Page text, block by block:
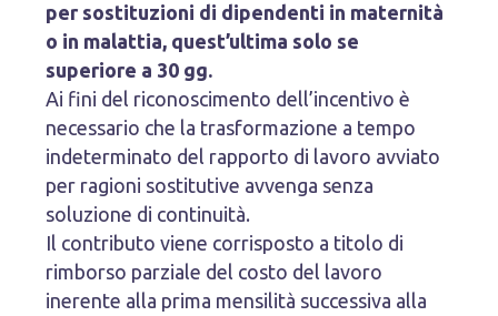
per sostituzioni di dipendenti in maternità
o in malattia, quest’ultima solo se
superiore a 30 gg.
Ai fini del riconoscimento dell’incentivo è
necessario che la trasformazione a tempo
indeterminato del rapporto di lavoro avviato
per ragioni sostitutive avvenga senza
soluzione di continuità.
Il contributo viene corrisposto a titolo di
rimborso parziale del costo del lavoro
inerente alla prima mensilità successiva alla